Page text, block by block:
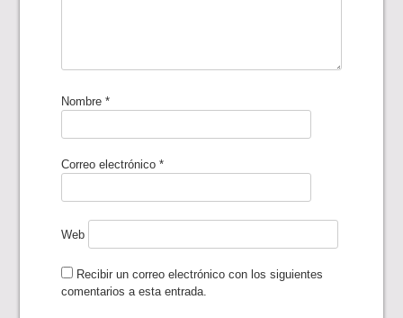
Nombre*
Correo electrónico*
Web
Recibir un correo electrónico con los siguientes
comentarios a esta entrada.